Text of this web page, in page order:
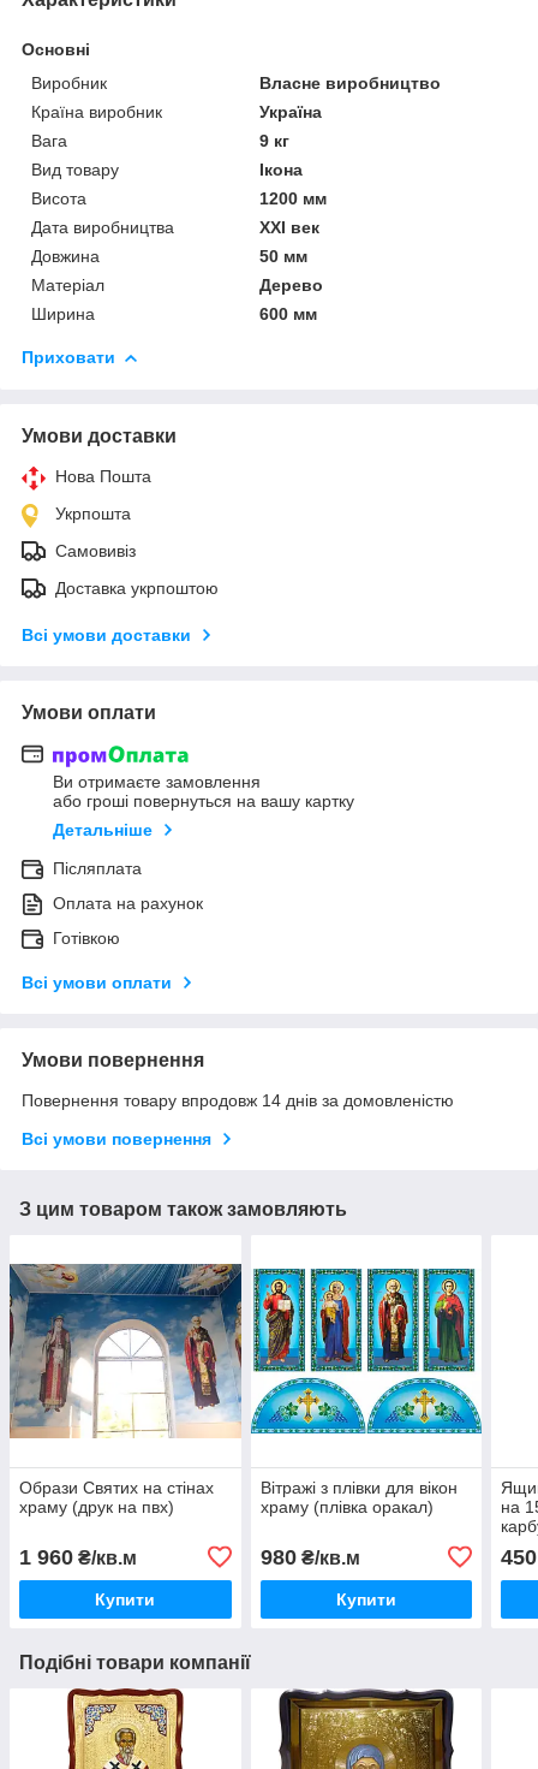
Основні
Виробник
Власне виробництво
Країна виробник
Україна
Вага
9 кг
Вид товару
Ікона
Висота
1200 мм
Дата виробництва
XXI век
Довжина
50 мм
Матеріал
Дерево
Ширина
600 мм
Приховати
Умови доставки
Нова Пошта
Укрпошта
Самовивіз
Доставка укрпоштою
Всі умови доставки
Умови оплати
Ви отримаєте замовлення
або гроші повернуться на вашу картку
Детальніше
Післяплата
Оплата на рахунок
Готівкою
Всі умови оплати
Умови повернення
Повернення товару впродовж 14 днів за домовленістю
Всі умови повернення
З цим товаром також замовляють
Образи Святих на стінах
храму (друк на пвх)
1 960 ₴/кв.м
Купити
Вітражі з плівки для вікон
храму (плівка оракал)
980₴/кв.м
Купити
на
450
Подібні товари компанії